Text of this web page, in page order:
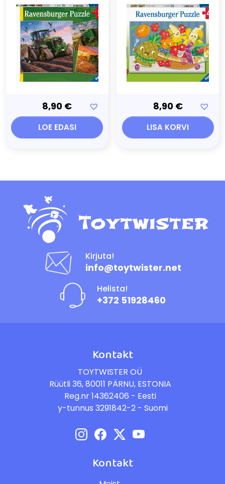
8,90 €
LOE EDASI
8,90 €
LISA KORVI
Kirjuta!
info@toytwister.net
Helista!
+372 51928460
Kontakt
TOYTWISTER OÜ
Rüütli 36, 80011 PÄRNU, ESTONIA
Reg.nr 14362406 - Eesti
y-tunnus 3291842-2 - Suomi
Kontakt